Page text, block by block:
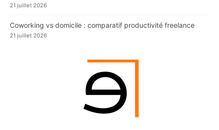
21 juillet 2026
Coworking vs domicile : comparatif productivité freelance
21 juillet 2026